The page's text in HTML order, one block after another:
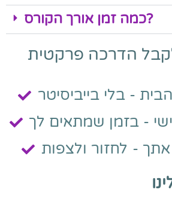
כמה זמן אורך הקורס?
- בלי בייביסיטר
- בזמן שמתאים לך
- לחזור ולצפות